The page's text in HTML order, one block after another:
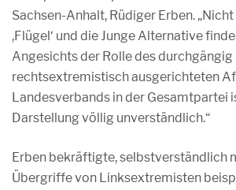
Sachsen-Anhalt, Rüdiger Erben.
,Flügel‘ und die Junge Alternative
Angesichts der Rolle des durchgängig
rechtsextremistisch ausgerichteten
Landesverbands in der Gesamtpartei
Darstellung völlig unverständlich.“
Erben bekräftigte, selbstverständlich
Übergriffe von Linksextremisten